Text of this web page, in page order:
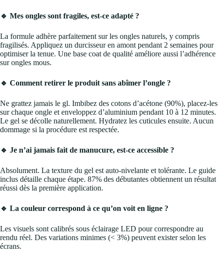
🔹 Mes ongles sont fragiles, est-ce adapté ?
La formule adhère parfaitement sur les ongles naturels, y compris
fragilisés. Appliquez un durcisseur en amont pendant 2 semaines pour
optimiser la tenue. Une base coat de qualité améliore aussi l’adhérence
sur ongles mous.
🔹 Comment retirer le produit sans abîmer l’ongle ?
Ne grattez jamais le gl. Imbibez des cotons d’acétone (90%), placez-les
sur chaque ongle et enveloppez d’aluminium pendant 10 à 12 minutes.
Le gel se décolle naturellement. Hydratez les cuticules ensuite. Aucun
dommage si la procédure est respectée.
🔹 Je n’ai jamais fait de manucure, est-ce accessible ?
Absolument. La texture du gel est auto-nivelante et tolérante. Le guide
inclus détaille chaque étape. 87% des débutantes obtiennent un résultat
réussi dès la première application.
🔹 La couleur correspond à ce qu’on voit en ligne ?
Les visuels sont calibrés sous éclairage LED pour correspondre au
rendu réel. Des variations minimes (< 3%) peuvent exister selon les
écrans.